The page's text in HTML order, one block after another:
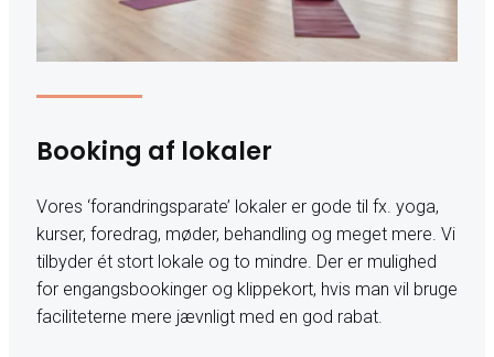
Booking af lokaler
Vores ‘forandringsparate’ lokaler er gode til fx. yoga,
kurser, foredrag, møder, behandling og meget mere. Vi
tilbyder ét stort lokale og to mindre. Der er mulighed
for engangsbookinger og klippekort, hvis man vil bruge
faciliteterne mere jævnligt med en god rabat.